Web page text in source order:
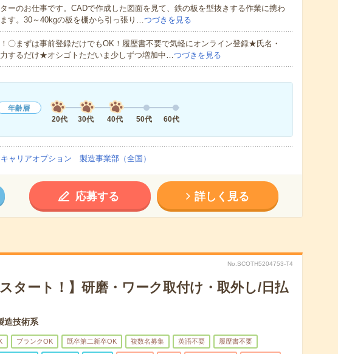
ーのお仕事です。CADで作成した図面を見て、鉄の板を型抜きする作業に携わ
す。30～40kgの板を棚から引っ張り…つづきを見る
〇まずは事前登録だけでもOK！履歴書不要で気軽にオンライン登録★氏名・
するだけ★オシゴトただいま少しずつ増加中…つづきを見る
年齢層
20代
30代 40代 50代 60代
ャリアオプション 製造事業部（全国）
応募する 詳しく見る
No.SCOTH5204753-T4
スタート！】研磨・ワーク取付け・取外し/日払
造技術系
ブランクOK 既卒第二新卒OK 複数名募集 英語不要 履歴書不要